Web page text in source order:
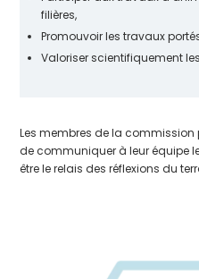
filières,
Promouvoir les travaux portés
Valoriser scientifiquement
Les membres de la
de communiquer à leur équipe
être le relais des réflexions du